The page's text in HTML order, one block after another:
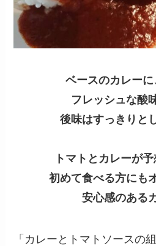
ベースのカレー
フレッシュな酸
後味はすっきりと
トマトとカレーが
初めて食べる方にも
安心感のある
「カレーとトマトソースの